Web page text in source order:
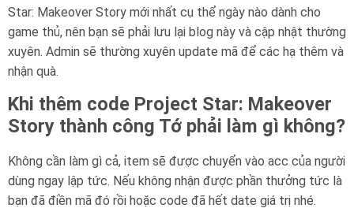
Star: Makeover Story mới nhất cụ thể ngày nào dành cho
game thủ, nên bạn sẽ phải lưu lại blog này và cập nhật thường
xuyên. Admin sẽ thường xuyên update mã để các hạ thêm và
nhận quà.
Khi thêm code Project Star: Makeover
Story thành công Tớ phải làm gì không?
Không cần làm gì cả, item sẽ được chuyển vào acc của người
dùng ngay lập tức. Nếu không nhận được phần thưởng tức là
bạn đã điền mã đó rồi hoặc code đã hết date giá trị nhé.